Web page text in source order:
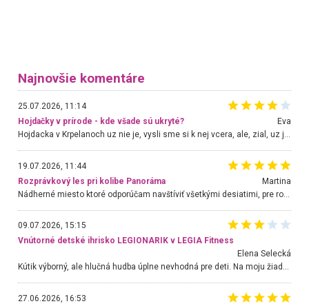
Najnovšie komentáre
25.07.2026, 11:14
Hojdačky v prírode - kde všade sú ukryté?
Eva
Hojdacka v Krpelanoch uz nie je, vysli sme si k nej vcera, ale, zial, uz je znicena. Ak sem planujete cestu len kvoli hojdacke, mozete si ju usetrit. Krasny vyhlad je tu vsak aj bez hojdacky :-)
19.07.2026, 11:44
Rozprávkový les pri kolibe Panoráma
Martina
Nádherné miesto ktoré odporúčam navštíviť všetkými desiatimi, pre rodiny s deťmi, dôchodcom... Proste a jednoducho ozaj rozprávkový les.. určite ešte prídeme. Odniesli sme si na pamiatku krásne tričká,
09.07.2026, 15:15
Vnútorné detské ihrisko LEGIONARIK v LEGIA Fitness
Elena Selecká
Kútik výborný, ale hlučná hudba úplne nevhodná pre deti. Na moju žiadosť o aspoň sušenie nereagovali.
27.06.2026, 16:53